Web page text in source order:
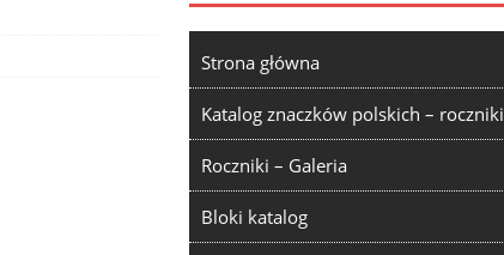
Strona główna
Katalog znaczków polskich – roczniki
Roczniki – Galeria
Bloki katalog